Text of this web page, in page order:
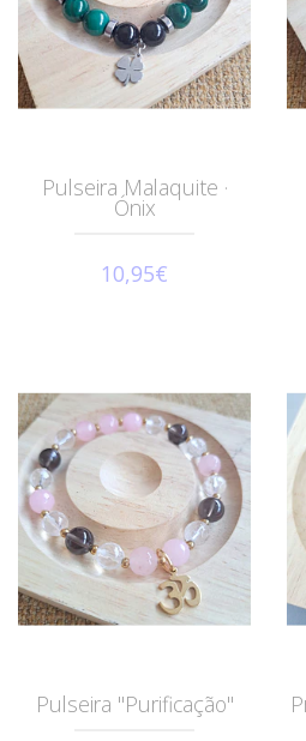
Pulseira Malaquite ·
Ónix
10,95€
Pulseira "Purificação"